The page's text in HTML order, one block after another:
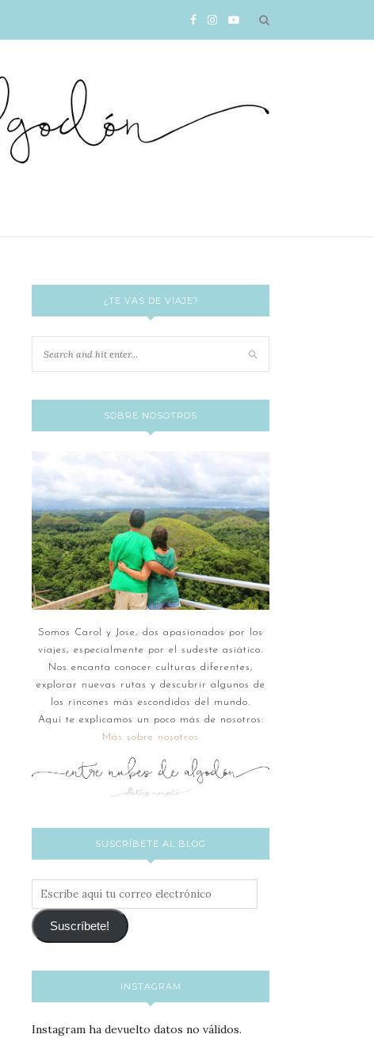
¿TE VAS DE VIAJE?
SOBRE NOSOTROS
Somos Carol y Jose, dos apasionados por los
viajes, especialmente por el sudeste asiático.
Nos encanta conocer culturas diferentes,
explorar nuevas rutas y descubrir algunos de
los rincones más escondidos del mundo.
Aquí te explicamos un poco más de nosotros:
Más sobre nosotros
SUSCRÍBETE AL BLOG
tu
correo
Suscríbete!
INSTAGRAM
Instagram ha devuelto datos no válidos.